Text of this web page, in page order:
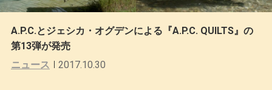
A.P.C.とジェシカ・オグデンによる『A.P.C. QUILTS』の
第13弾が発売
ニュース
2017.10.30